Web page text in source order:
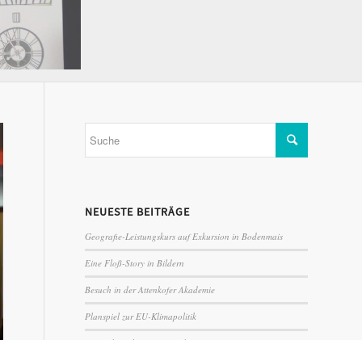
NEUESTE BEITRÄGE
Geografie-Leistungskurs auf Exkursion in Bodenmais
Eine Floß-Story in Bildern
Besuch in der Attenkofer Akademie
Planspiel zur EU-Klimapolitik